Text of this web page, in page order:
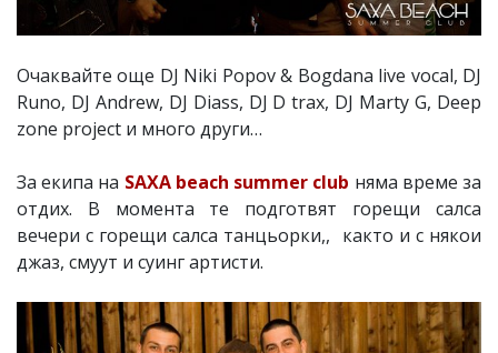
Очаквайте още DJ Niki Popov & Bogdana live vocal, DJ
Runo, DJ Andrew, DJ Diass, DJ D trax, DJ Marty G, Deep
zone project и много други…
За екипа на SAXA beach summer club няма време за
отдих. В момента те подготвят горещи салса
вечери с горещи салса танцьорки,, както и с някои
джаз, смуут и суинг артисти.